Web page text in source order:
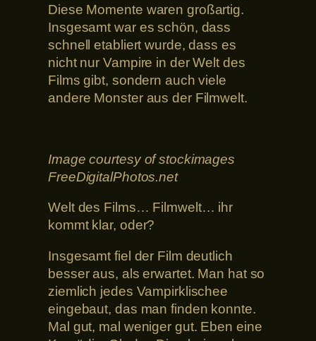
Diese Momente waren großartig.
Insgesamt war es schön, dass
schnell etabliert wurde, dass es
nicht nur Vampire in der Welt des
Films gibt, sondern auch viele
andere Monster aus der Filmwelt.
Image courtesy of stockimages
FreeDigitalPhotos.net
Welt des Films… Filmwelt… ihr
kommt klar, oder?
Insgesamt fiel der Film deutlich
besser aus, als erwartet. Man hat so
ziemlich jedes Vampirklischee
eingebaut, das man finden konnte.
Mal gut, mal weniger gut. Eben eine